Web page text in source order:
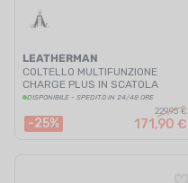
LEATHERMAN
COLTELLO MULTIFUNZIONE
CHARGE PLUS IN SCATOLA
DISPONIBILE - SPEDITO IN 24/48 ORE
-25%
229,95 €
171,90 €